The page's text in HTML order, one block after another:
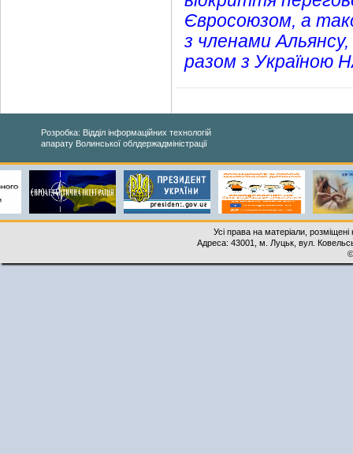
Євросоюзом, а
з членами
разом з Україною
Розробка: Відділ інформаційних технологій
апарату Волинської облдержадміністрації
Усі права на матеріали,
Адреса: 43001, м. Луцьк, вул.